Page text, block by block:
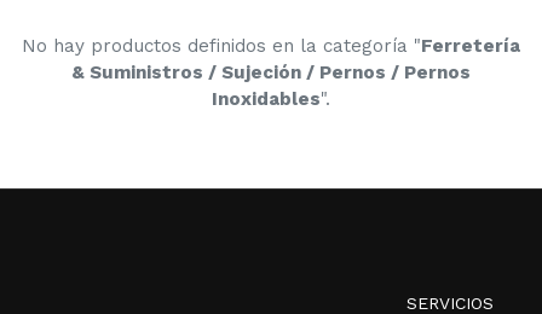
No hay productos definidos en la categoría "Ferretería
& Suministros / Sujeción / Pernos / Pernos
Inoxidables".
SERVICIOS